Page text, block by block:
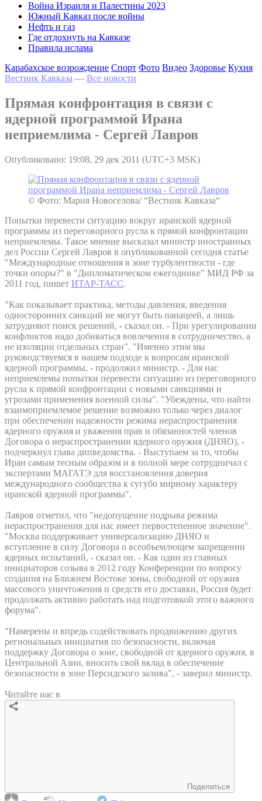
Война Израиля и Палестины 2023
Южный Кавказ после войны
Нефть и газ
Где отдохнуть на Кавказе
Правила ислама
Карабахское возрождение Спорт Фото Видео Здоровье Кухня
Вестник Кавказа — Все новости
Прямая конфронтация в связи с
ядерной программой Ирана
неприемлима - Сергей Лавров
Опубликовано: 19:08, 29 дек 2011 (UTC+3 MSK)
© Фото: Мария Новоселова/ “Вестник Кавказа“
Попытки перевести ситуацию вокруг иранской ядерной
программы из переговорного русла к прямой конфронтации
неприемлемы. Такое мнение высказал министр иностранных
дел России Сергей Лавров в опубликованной сегодня статье
"Международные отношения в зоне турбулентности - где
точки опоры?" в "Дипломатическом ежегоднике" МИД РФ за
2011 год, пишет ИТАР-ТАСС.
"Как показывает практика, методы давления, введения
односторонних санкций не могут быть панацеей, а лишь
затрудняют поиск решений, - сказал он. - При урегулировании
конфликтов надо добиваться вовлечения в сотрудничество, а
не изоляции отдельных стран". "Именно этим мы
руководствуемся в нашем подходе к вопросам иранской
ядерной программы, - продолжил министр. - Для нас
неприемлемы попытки перевести ситуацию из переговорного
русла к прямой конфронтации с новыми санкциями и
угрозами применения военной силы". "Убеждены, что найти
взаимоприемлемое решение возможно только через диалог
при обеспечении надежности режима нераспространения
ядерного оружия и уважения прав и обязанностей членов
Договора о нераспространении ядерного оружия (ДНЯО), -
подчеркнул глава дипведомства. - Выступаем за то, чтобы
Иран самым тесным образом и в полной мере сотрудничал с
экспертами МАГАТЭ для восстановления доверия
международного сообщества к сугубо мирному характеру
иранской ядерной программы".
Лавров отметил, что "недопущение подрыва режима
нераспространения для нас имеет первостепенное значение".
"Москва поддерживает универсализацию ДНЯО и
вступление в силу Договора о всеобъемлющем запрещении
ядерных испытаний, - сказал он. - Как один из главных
инициаторов созыва в 2012 году Конференции по вопросу
создания на Ближнем Востоке зоны, свободной от оружия
массового уничтожения и средств его доставки, Россия будет
продолжать активно работать над подготовкой этого важного
форума".
"Намерены и впредь содействовать продвижению других
региональных инициатив по безопасности, включая
поддержку Договора о зоне, свободной от ядерного оружия, в
Центральной Азии, вносить свой вклад в обеспечение
безопасности в зоне Персидского залива", - заверил министр.
Читайте нас в
Поделиться